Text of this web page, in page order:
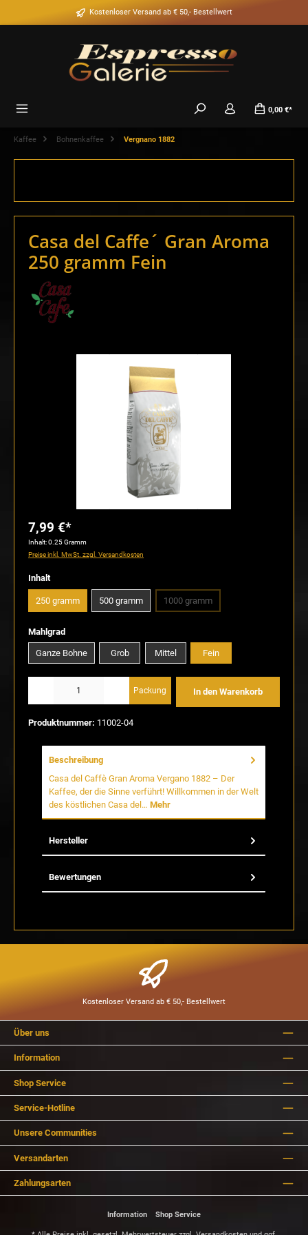
Kostenloser Versand ab € 50,- Bestellwert
0,00 €*
Kaffee Bohnenkaffee Vergnano 1882
Casa del Caffe´ Gran Aroma
250 gramm Fein
7,99 €*
Inhalt:0.25 Gramm
Preise inkl. MwSt. zzgl. Versandkosten
Inhaltauswählen
250 gramm 500 gramm 1000 gramm
(Diese Option ist zurzeit nicht
Mahlgradauswählen
Ganze Bohne Grob Mittel Fein
Packung In den Warenkorb
Produktnummer: 11002-04
Beschreibung
Casa del Caffè Gran Aroma Vergano 1882 – Der
Kaffee, der die Sinne verführt! Willkommen in der Welt
des köstlichen Casa del… Mehr
Hersteller
Bewertungen
Kostenloser Versand ab € 50,- Bestellwert
Über uns
Information
Shop Service
Service-Hotline
Unsere Communities
Versandarten
Zahlungsarten
Information Shop Service